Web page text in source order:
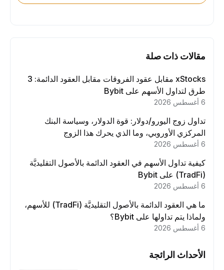
مقالات ذات صلة
xStocks مقابل عقود الفروقات مقابل العقود الدائمة: 3
طرق لتداول الأسهم على Bybit
تداول زوج اليورو/دولار: قوة الدولار، وسياسة البنك
المركزي الأوروبي، وما الذي يحرك هذا الزوج
كيفية تداول الأسهم في العقود الدائمة بالأصول التقليديَّة
ما هي العقود الدائمة بالأصول التقليديَّة (TradFi) للأسهم،
ولماذا يتم تداولها على Bybit؟
الأحداث الرائجة